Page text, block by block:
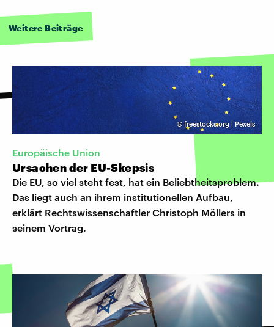
Weitere Beiträge
©freestocks.org | Pexels
Europäische Union
Ursachen der EU-Skepsis
Die EU, so viel steht fest, hat ein Beliebtheitsproblem.
Das liegt auch an ihrem institutionellen Aufbau,
erklärt Rechtswissenschaftler Christoph Möllers in
seinem Vortrag.